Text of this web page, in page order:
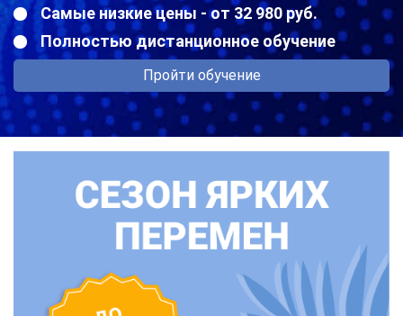
Самые низкие цены - от 32 980 руб.
Полностью дистанционное обучение
Пройти обучение